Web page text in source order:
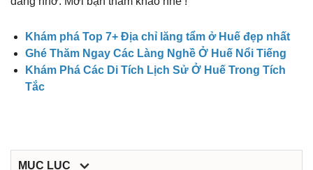
ty,
dịch
Khám phá Top 7+ Địa chỉ lăng tẩm ở Huế đẹp nhất
Ghé Thăm Ngay Các Làng Nghề Ở Huế Nổi Tiếng
Khám Phá Các Di Tích Lịch Sử Ở Huế Trong Tích
Tắc
MỤC LỤC